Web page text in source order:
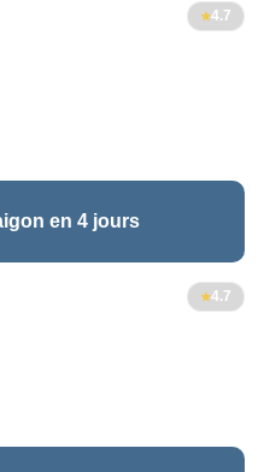
4.7
en 4 jours
4.7